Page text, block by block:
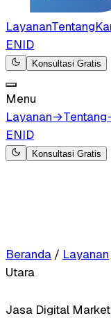
LayananTentang
ENID
Konsultasi Gratis
Menu
Layanan→Tentang
ENID
Konsultasi Gratis
Beranda / Layanan
Utara
Jasa Digital